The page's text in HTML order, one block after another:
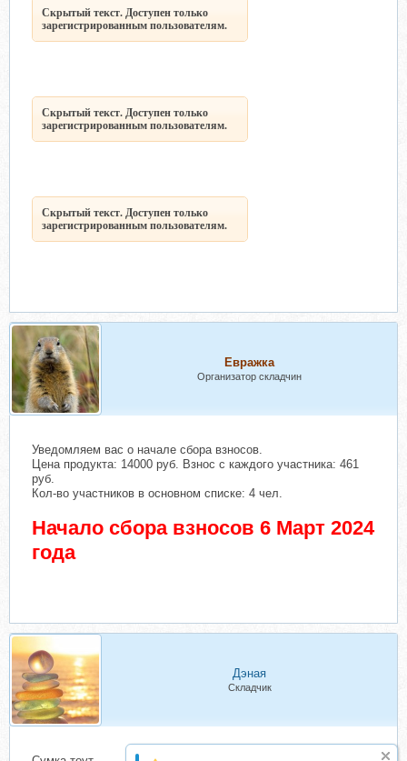
Скрытый текст. Доступен только
зарегистрированным пользователям.
Скрытый текст. Доступен только
зарегистрированным пользователям.
Скрытый текст. Доступен только
зарегистрированным пользователям.
Евражкa
Организатор складчин
Уведомляем вас о начале сбора взносов.
Цена продукта: 14000 руб. Взнос с каждого участника: 461
руб.
Кол-во участников в основном списке: 4 чел.
Начало сбора взносов 6 Март 2024
года
Дэная
Складчик